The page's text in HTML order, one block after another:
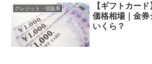
クレジット・信販系
【ギフトカー
価格相場｜金券
いくら？